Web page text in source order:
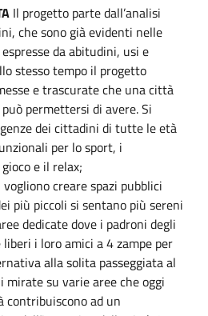
Il progetto parte dall’analisi
che sono già evidenti nelle
da abitudini, usi e
stesso tempo il progetto
e trascurate che una città
permettersi di avere. Si
dei cittadini di tutte le età
per lo sport, i
e il relax;
creare spazi pubblici
più piccoli si sentano più sereni
dedicate dove i padroni degli
i loro amici a 4 zampe per
alla solita passeggiata al
mirate su varie aree che oggi
contribuiscono ad un